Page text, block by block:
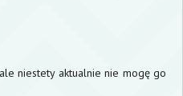
niestety aktualnie nie mogę go